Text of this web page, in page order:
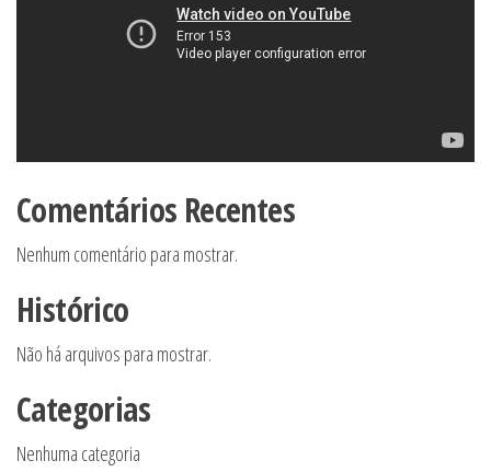
Comentários Recentes
Nenhum comentário para mostrar.
Histórico
Não há arquivos para mostrar.
Categorias
Nenhuma categoria